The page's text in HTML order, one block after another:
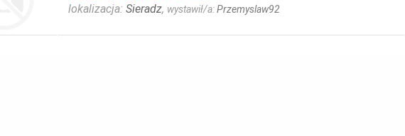
lokalizacja: Sieradz, wystawił/a:Przemyslaw92